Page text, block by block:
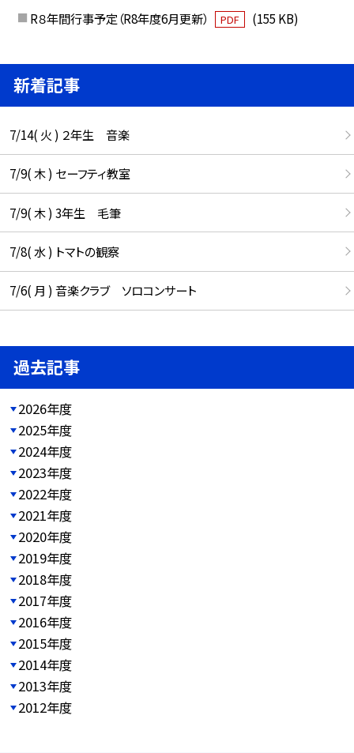
R８年間行事予定（R8年度6月更新）
PDF (155 KB)
新着記事
7/14( 火 ) ２年生 音楽
7/9( 木 ) セーフティ教室
7/9( 木 ) 3年生 毛筆
7/8( 水 ) トマトの観察
7/6( 月 ) 音楽クラブ ソロコンサート
過去記事
2026年度
2025年度
2024年度
2023年度
2022年度
2021年度
2020年度
2019年度
2018年度
2017年度
2016年度
2015年度
2014年度
2013年度
2012年度